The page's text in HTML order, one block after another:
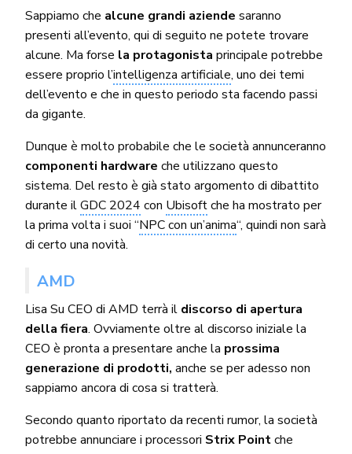
Sappiamo che alcune grandi aziende saranno
presenti all’evento, qui di seguito ne potete trovare
alcune. Ma forse la protagonista principale potrebbe
essere proprio l’intelligenza artificiale, uno dei temi
dell’evento e che in questo periodo sta facendo passi
da gigante.
Dunque è molto probabile che le società annunceranno
componenti hardware che utilizzano questo
sistema. Del resto è già stato argomento di dibattito
durante ilGDC 2024 con Ubisoftche ha mostrato per
la prima volta i suoi “NPC con un’anima“, quindi non sarà
di certo una novità.
AMD
Lisa Su CEO di AMD terrà il discorso di apertura
della fiera. Ovviamente oltre al discorso iniziale la
CEO è pronta a presentare anche la prossima
generazione di prodotti, anche se per adesso non
sappiamo ancora di cosa si tratterà.
Secondo quanto riportato da recenti rumor, la società
potrebbe annunciare i processori Strix Pointche